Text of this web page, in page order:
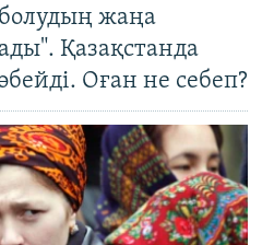
жаңа
Қазақстанда
Оған не себеп?